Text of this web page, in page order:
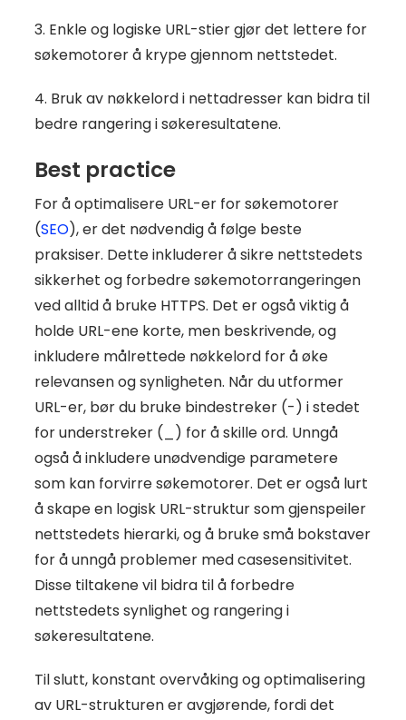
3. Enkle og logiske URL-stier gjør det lettere for
søkemotorer å krype gjennom nettstedet.
4. Bruk av nøkkelord i nettadresser kan bidra til
bedre rangering i søkeresultatene.
Best practice
For å optimalisere URL-er for søkemotorer
(SEO), er det nødvendig å følge beste
praksiser. Dette inkluderer å sikre nettstedets
sikkerhet og forbedre søkemotorrangeringen
ved alltid å bruke HTTPS. Det er også viktig å
holde URL-ene korte, men beskrivende, og
inkludere målrettede nøkkelord for å øke
relevansen og synligheten. Når du utformer
URL-er, bør du bruke bindestreker (-) i stedet
for understreker (_) for å skille ord. Unngå
også å inkludere unødvendige parametere
som kan forvirre søkemotorer. Det er også lurt
å skape en logisk URL-struktur som gjenspeiler
nettstedets hierarki, og å bruke små bokstaver
for å unngå problemer med casesensitivitet.
Disse tiltakene vil bidra til å forbedre
nettstedets synlighet og rangering i
søkeresultatene.
Til slutt, konstant overvåking og optimalisering
av URL-strukturen er avgjørende, fordi det